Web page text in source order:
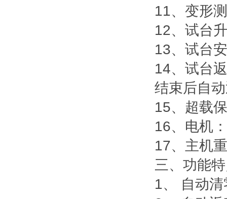
11、变形
12、试台
13、试台
14、试台
结束后自
15、超载
16、电机
17、主机
三、 功能
1、 自动